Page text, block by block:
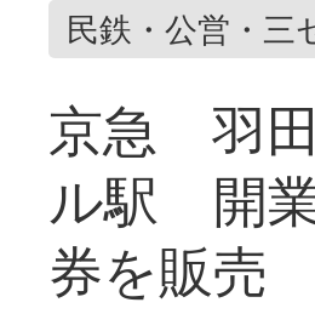
民鉄・公営・三
京急 羽
ル駅 開
券を販売